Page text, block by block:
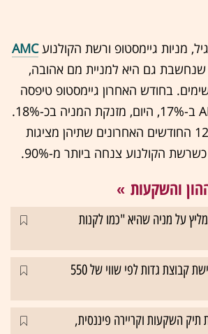
מניות גיימסטופ ורשת הקולנועAMC
גם היא למניית מם אהובה,
בחודש האחרון גיימסטופ טיפסה
ביותר מ-70% ו-AMC ב-17%, היום, מזנקת המניה בכ-18%.
עם זאת, במבט על 12 החודשים האחרונים שתיהן מציגות
הקולנוע צנחה ביותר מ-90%.
והשקעות
על מניה שהיא "כמו לקנות
גד זאבי במגעים לרכישת קבוצת גדות לפי שווי של 550
תיק השקעות וקריירה פיננסית,